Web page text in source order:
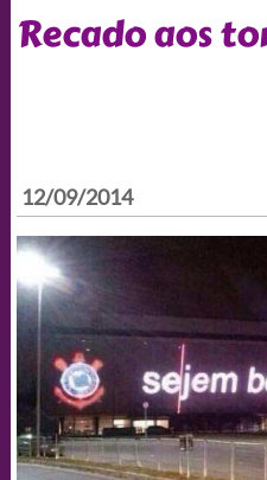
Recado aos
12/09/2014